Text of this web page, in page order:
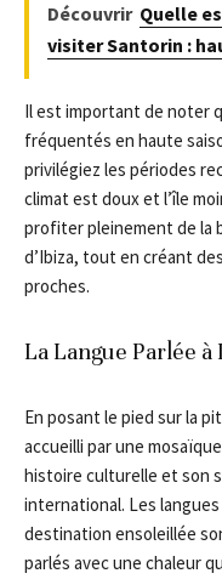
Découvrir Quelle
visiter Santorin :
Il est important de noter
fréquentés en haute
privilégiez les périodes
climat est doux et l’île
profiter pleinement de la
d’Ibiza, tout en créant
proches.
La Langue Parlée à
En posant le pied sur la
accueilli par une
histoire culturelle et son
international. Les
destination ensoleillée
parlés avec une chaleur